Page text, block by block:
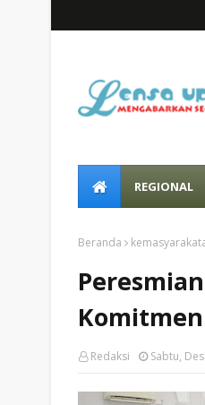
REGIONAL
Beranda
Redaksi Sabtu,